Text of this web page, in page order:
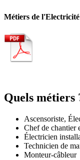
Métiers de l'Electricité
Quels métiers
Ascensoriste,
Chef de chantier
Électricien
Technicien de
Monteur-câbleur